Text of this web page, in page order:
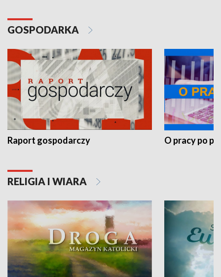
GOSPODARKA
Raport gospodarczy O pracy po
RELIGIA I WIARA